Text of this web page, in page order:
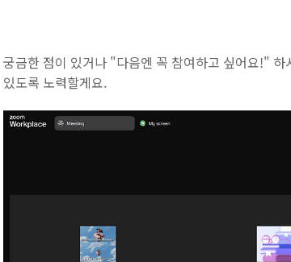
궁금한 점이 있거나 "다음엔 꼭 참여하고 싶어요!"
있도록 노력할게요.